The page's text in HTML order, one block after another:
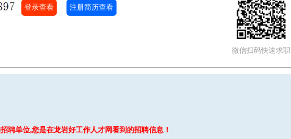
登录查看
注册简历查看
微信扫码快速求职
聘单位,您是在龙岩好工作人才网看到的招聘信息！